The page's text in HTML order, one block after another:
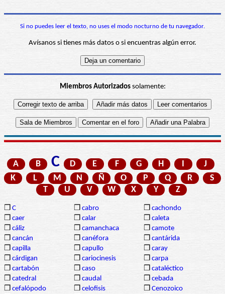
Si no puedes leer el texto, no uses el modo nocturno de tu navegador.
Avísanos si tienes más datos o si encuentras algún error.
Miembros Autorizadossolamente:
A B C D E F G H
J
K
L M N Ñ O P Q R
S
T
U V W X Y Z
❒ C ❒ cabro ❒ cachondo
❒ caer ❒ calar ❒ caleta
❒ cáliz ❒ camanchaca ❒ camote
❒ cancán ❒ canéfora ❒ cantárida
❒ capilla ❒ capullo ❒ caray
❒ cárdigan ❒ cariocinesis ❒ carpa
❒ cartabón ❒ caso ❒ cataléctico
❒ catedral ❒ caudal ❒ cebada
❒ cefalópodo ❒ celofisis ❒ Cenozoico